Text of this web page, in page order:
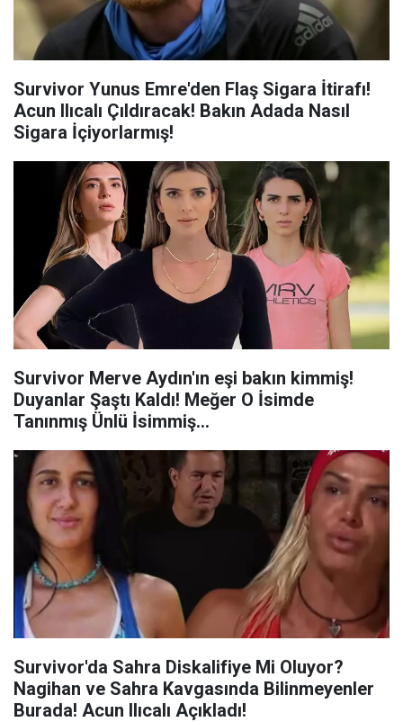
Survivor Yunus Emre'den Flaş Sigara İtirafı!
Acun Ilıcalı Çıldıracak! Bakın Adada Nasıl
Sigara İçiyorlarmış!
Survivor Merve Aydın'ın eşi bakın kimmiş!
Duyanlar Şaştı Kaldı! Meğer O İsimde
Tanınmış Ünlü İsimmiş...
Survivor'da Sahra Diskalifiye Mi Oluyor?
Nagihan ve Sahra Kavgasında Bilinmeyenler
Burada! Acun Ilıcalı Açıkladı!